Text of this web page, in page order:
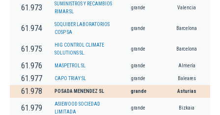
61.973
SUMINISTROS Y RECAMBIOS
RIMAR SL
grande Valencia
61.974
SOQUIBER LABORATORIOS
COSP SA
grande Barcelona
61.975
HIG CONTROL CLIMATE
SOLUTIONS SL.
grande Barcelona
61.976 MASPETROL SL grande Almería
61.977 CAPO TRIAY SL grande Baleares
61.978 POSADA MENENDEZ SL grande Asturias
61.979
ASIEWOOD SOCIEDAD
LIMITADA
grande Bizkaia